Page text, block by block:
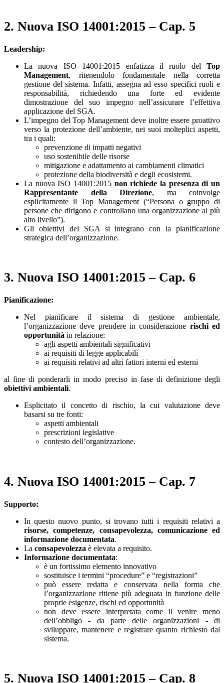
2. Nuova ISO 14001:2015 – Cap. 5
Leadership:
La nuova ISO 14001:2015 enfatizza il ruolo del Top
Management, ritenendolo fondamentale nella corretta
gestione del sistema. Infatti, assegna ad esso specifici ruoli e
responsabilità, richiedendo una forte ed evidente
dimostrazione del suo impegno nell’assicurare l’effettiva
applicazione del SGA.
L’impegno del Top Management deve inoltre essere proattivo
verso la protezione dell’ambiente, nei suoi molteplici aspetti,
tra i quali:
prevenzione di impatti negativi
uso sostenibile delle risorse
mitigazione e adattamento ai cambiamenti climatici
protezione della biodiversità e degli ecosistemi.
La nuova ISO 14001:2015 non richiede la presenza di un
Rappresentante della Direzione, ma coinvolge
esplicitamente il Top Management (“Persona o gruppo di
persone che dirigono e controllano una organizzazione al più
alto livello”).
Gli obiettivi del SGA si integrano con la pianificazione
strategica dell’organizzazione.
3. Nuova ISO 14001:2015 – Cap. 6
Pianificazione:
Nel pianificare il sistema di gestione ambientale,
l’organizzazione deve prendere in considerazione rischi ed
opportunità in relazione:
agli aspetti ambientali significativi
ai requisiti di legge applicabili
ai requisiti relativi ad altri fattori interni ed esterni
al fine di ponderarli in modo preciso in fase di definizione degli
obiettivi ambientali.
Esplicitato il concetto di rischio, la cui valutazione deve
basarsi su tre fonti:
aspetti ambientali
prescrizioni legislative
contesto dell’organizzazione.
4. Nuova ISO 14001:2015 – Cap. 7
Supporto:
In questo nuovo punto, si trovano tutti i requisiti relativi a
risorse, competenze, consapevolezza, comunicazione ed
informazione documentata.
La consapevolezza è elevata a requisito.
Informazione documentata:
è un fortissimo elemento innovativo
sostituisce i termini “procedure” e “registrazioni”
può essere redatta e conservata nella forma che
l’organizzazione ritiene più adeguata in funzione delle
proprie esigenze, rischi ed opportunità
non deve essere interpretata come il venire meno
dell’obbligo - da parte delle organizzazioni - di
sviluppare, mantenere e registrare quanto richiesto dal
sistema.
5. Nuova ISO 14001:2015 – Cap. 8